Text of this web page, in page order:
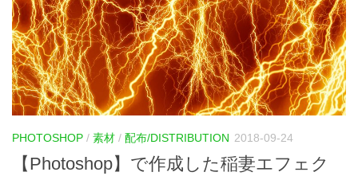
PHOTOSHOP / 素材 / 配布/DISTRIBUTION 2018-09-24
【Photoshop】で作成した稲妻エフェク